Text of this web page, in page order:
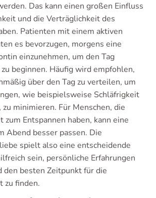
Das kann einen großen Einfluss
und die Verträglichkeit des
Patienten mit einem aktiven
es bevorzugen, morgens eine
einzunehmen, um den Tag
beginnen. Häufig wird empfohlen,
über den Tag zu verteilen, um
wie beispielsweise Schläfrigkeit
minimieren. Für Menschen, die
zum Entspannen haben, kann eine
Abend besser passen. Die
spielt also eine entscheidende
sein, persönliche Erfahrungen
den besten Zeitpunkt für die
zu finden.